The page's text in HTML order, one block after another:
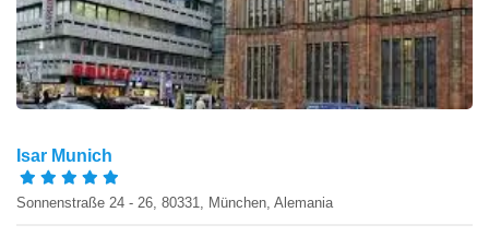
Isar Munich
Sonnenstraße 24 - 26, 80331, München, Alemania